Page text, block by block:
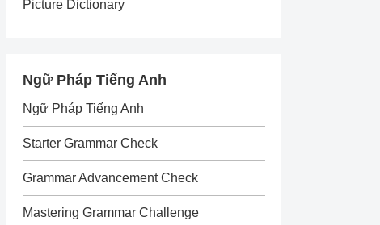
Picture Dictionary
Ngữ Pháp Tiếng Anh
Ngữ Pháp Tiếng Anh
Starter Grammar Check
Grammar Advancement Check
Mastering Grammar Challenge